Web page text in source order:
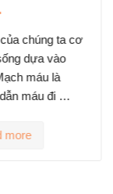
chúng ta cơ
dựa vào
máu là
máu đi …
more